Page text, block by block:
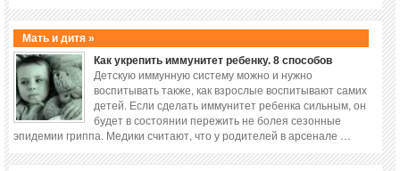
Мать и дитя »
Как укрепить иммунитет ребенку. 8 способов
Детскую иммунную систему можно и нужно
воспитывать также, как взрослые воспитывают самих
детей. Если сделать иммунитет ребенка сильным, он
будет в состоянии пережить не болея сезонные
эпидемии гриппа. Медики считают, что у родителей в арсенале …